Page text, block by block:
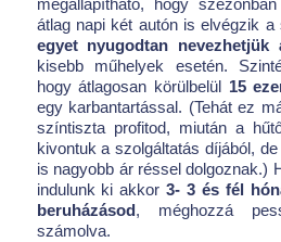
megállapítható, hogy
átlag napi két autón is elvégzik
egyet nyugodtan nevezhetjük
kisebb műhelyek esetén.
hogy átlagosan körülbelül15
egy karbantartással. (Tehát ez
színtiszta profitod, miután a
kivontuk a szolgáltatás díjából,
is nagyobb ár réssel dolgoznak.)
indulunk ki akkor3- 3 és fél
beruházásod, méghozzá
számolva.